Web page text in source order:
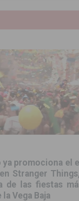
ya promociona el
Stranger
de las fiestas
Vega Baja